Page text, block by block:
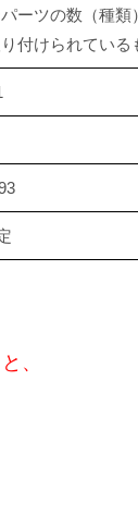
ーツの数（種類
り付けられてい
、